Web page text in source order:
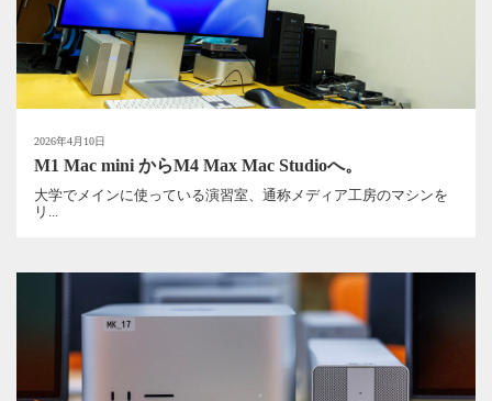
2026年4月10日
M1 Mac mini からM4 Max Mac Studioへ。
大学でメインに使っている演習室、通称メディア工房のマシンを
リ...